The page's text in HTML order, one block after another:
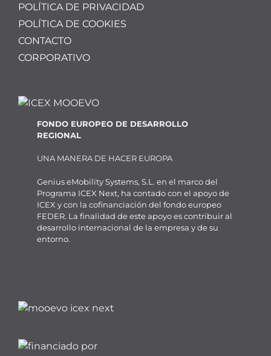
POLÍTICA DE PRIVACIDAD
POLÍTICA DE COOKIES
CONTACTO
CORPORATIVO
FONDO EUROPEO DE DESARROLLO
REGIONAL
UNA MANERA DE HACER EUROPA
Genius eMobility Systems, S.L. en el marco del
Programa ICEX Next, ha contado con el apoyo de
ICEX y con la cofinanciación del fondo europeo
FEDER. La finalidad de este apoyo es contribuir al
desarrollo internacional de la empresa y de su
entorno.